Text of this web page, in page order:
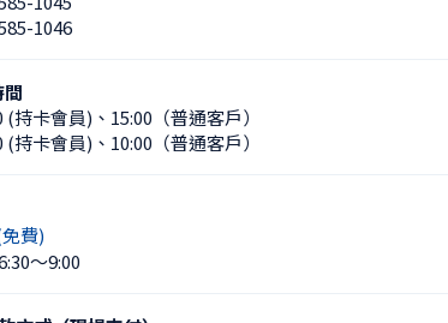
1046
(持卡會員) 、 15:00（普通客戶）
(持卡會員) 、 10:00（普通客戶）
費)
〜9:00